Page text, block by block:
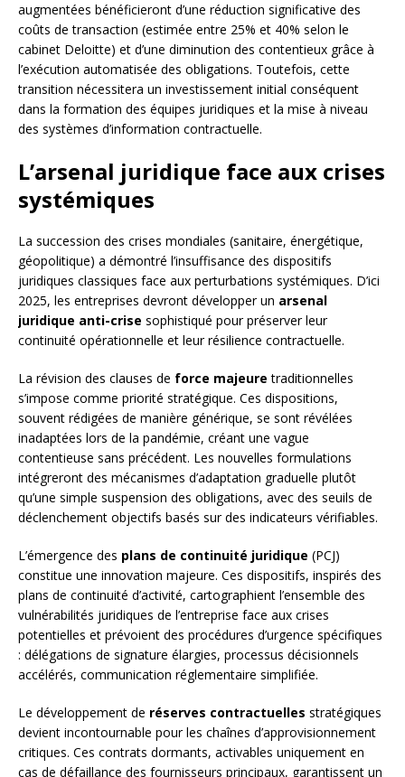
augmentées bénéficieront d’une réduction significative des
coûts de transaction (estimée entre 25% et 40% selon le
cabinet Deloitte) et d’une diminution des contentieux grâce à
l’exécution automatisée des obligations. Toutefois, cette
transition nécessitera un investissement initial conséquent
dans la formation des équipes juridiques et la mise à niveau
des systèmes d’information contractuelle.
L’arsenal juridique face aux crises
systémiques
La succession des crises mondiales (sanitaire, énergétique,
géopolitique) a démontré l’insuffisance des dispositifs
juridiques classiques face aux perturbations systémiques. D’ici
2025, les entreprises devront développer un arsenal
juridique anti-crise sophistiqué pour préserver leur
continuité opérationnelle et leur résilience contractuelle.
La révision des clauses de force majeure traditionnelles
s’impose comme priorité stratégique. Ces dispositions,
souvent rédigées de manière générique, se sont révélées
inadaptées lors de la pandémie, créant une vague
contentieuse sans précédent. Les nouvelles formulations
intégreront des mécanismes d’adaptation graduelle plutôt
qu’une simple suspension des obligations, avec des seuils de
déclenchement objectifs basés sur des indicateurs vérifiables.
L’émergence des plans de continuité juridique (PCJ)
constitue une innovation majeure. Ces dispositifs, inspirés des
plans de continuité d’activité, cartographient l’ensemble des
vulnérabilités juridiques de l’entreprise face aux crises
potentielles et prévoient des procédures d’urgence spécifiques
: délégations de signature élargies, processus décisionnels
accélérés, communication réglementaire simplifiée.
Le développement de réserves contractuelles stratégiques
devient incontournable pour les chaînes d’approvisionnement
critiques. Ces contrats dormants, activables uniquement en
cas de défaillance des fournisseurs principaux, garantissent un